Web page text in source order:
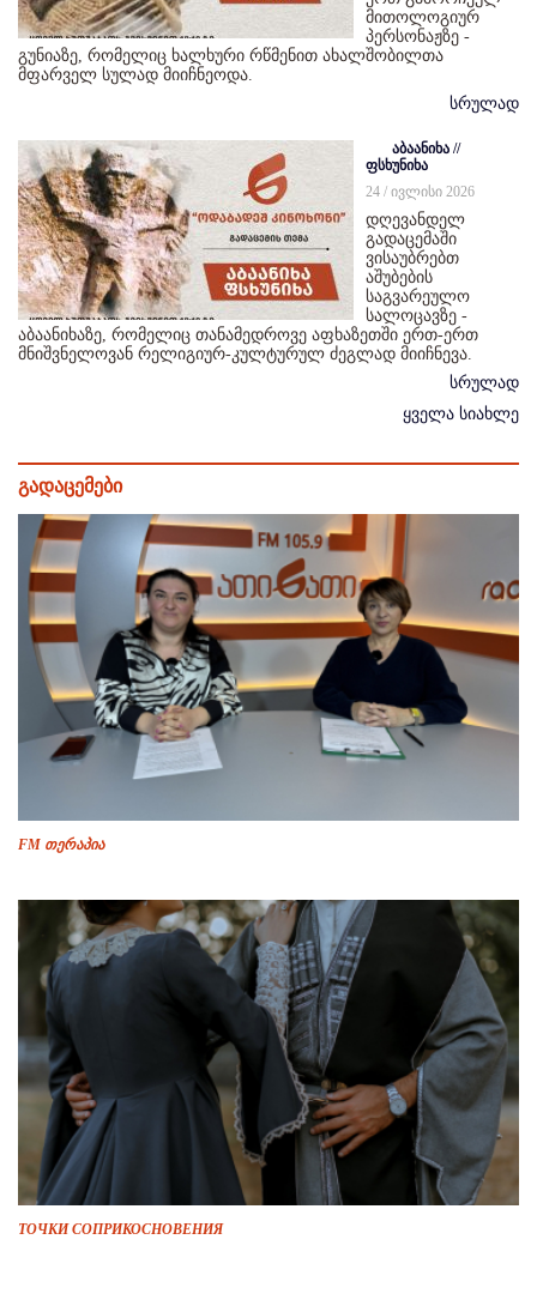
მითოლოგიურ
პერსონაჟზე -
გუნიაზე, რომელიც ხალხური რწმენით ახალშობილთა
მფარველ სულად მიიჩნეოდა.
სრულად
აბაანიხა //
ფსხუნიხა
24 / ივლისი 2026
დღევანდელ
გადაცემაში
ვისაუბრებთ
აშუბების
საგვარეულო
სალოცავზე -
აბაანიხაზე, რომელიც თანამედროვე აფხაზეთში ერთ-ერთ
მნიშვნელოვან რელიგიურ-კულტურულ ძეგლად მიიჩნევა.
სრულად
ყველა სიახლე
გადაცემები
FM თერაპია
ТОЧКИ СОПРИКОСНОВЕНИЯ